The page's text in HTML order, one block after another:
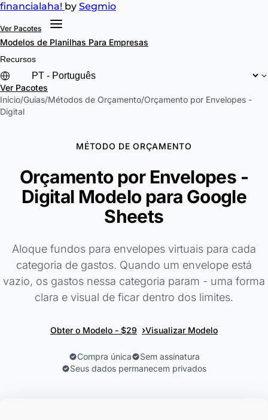
financialaha! by Segmio
Ver Pacotes
Modelos de Planilhas Para Empresas
Recursos
Ver Pacotes
Início/Guias/Métodos de Orçamento/Orçamento por Envelopes -
Digital
MÉTODO DE ORÇAMENTO
Orçamento por Envelopes -
Digital Modelo para Google
Sheets
Aloque fundos para envelopes virtuais para cada
categoria de gastos. Quando um envelope está
vazio, os gastos nessa categoria param - uma forma
clara e visual de ficar dentro dos limites.
Obter o Modelo - $29 ›Visualizar Modelo
Compra única
Sem assinatura
Seus dados permanecem privados